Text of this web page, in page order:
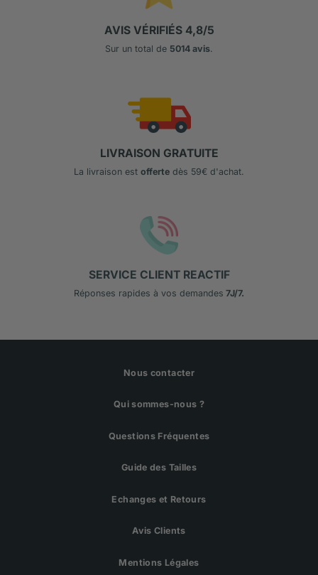
AVIS VÉRIFIÉS 4,8/5
Sur un total de 5014 avis.
LIVRAISON GRATUITE
La livraison est offerte dès 59€ d'achat.
SERVICE CLIENT REACTIF
Réponses rapides à vos demandes 7J/7.
Nous contacter
Qui sommes-nous ?
Questions Fréquentes
Guide des Tailles
Echanges et Retours
Avis Clients
Mentions Légales